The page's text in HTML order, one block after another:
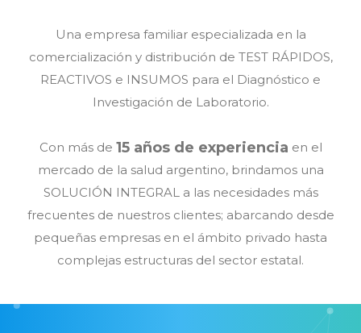
Una empresa familiar especializada en la
comercialización y distribución de TEST RÁPIDOS,
REACTIVOS e INSUMOS para el Diagnóstico e
Investigación de Laboratorio.
Con más de 15 años de experiencia en el
mercado de la salud argentino, brindamos una
SOLUCIÓN INTEGRAL a las necesidades más
frecuentes de nuestros clientes; abarcando desde
pequeñas empresas en el ámbito privado hasta
complejas estructuras del sector estatal.